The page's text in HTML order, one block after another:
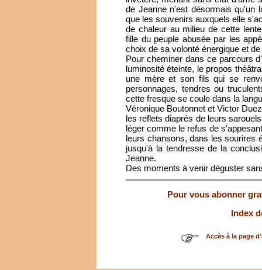
de Jeanne n'est désormais qu'un
que les souvenirs auxquels elle
de chaleur au milieu de cette
fille du peuple abusée par les
choix de sa volonté énergique et
Pour cheminer dans ce parcours
luminosité éteinte, le propos
une mère et son fils qui se
personnages, tendres ou
cette fresque se coule dans la
Véronique Boutonnet et Victor
les reflets diaprés de leurs
léger comme le refus de
leurs chansons, dans les sourires
jusqu'à la tendresse de la
Jeanne.
Des moments à venir déguster
Pour vous abonner
Index
Accès à la page